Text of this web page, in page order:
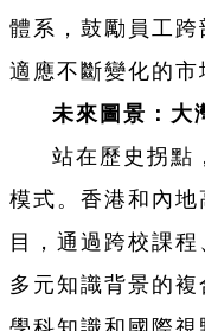
體系，鼓勵員工
適應不斷變化的市
未來圖景：大
站在歷史拐點
模式。香港和內
目，通過跨校課
多元知識背景的